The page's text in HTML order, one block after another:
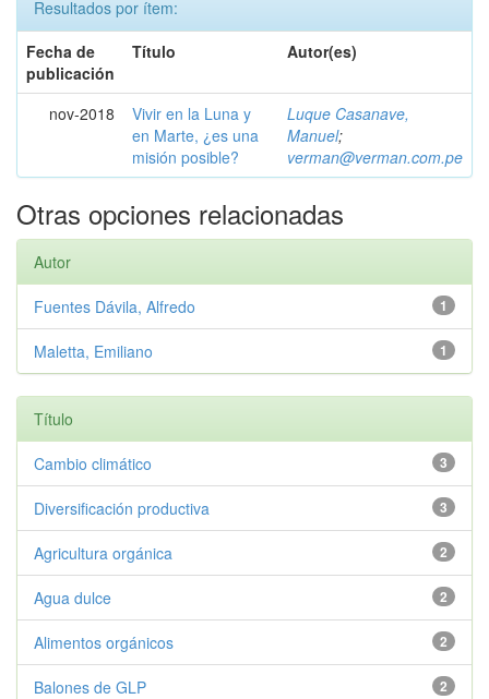
Resultados por ítem:
Fecha de
publicación
Título Autor(es)
nov-2018
Vivir en la Luna y
en Marte, ¿es una
misión posible?
Luque Casanave,
Manuel;
verman@verman.com.pe
Otras opciones relacionadas
Autor
1
Fuentes Dávila, Alfredo
1
Maletta, Emiliano
Título
3
Cambio climático
3
Diversificación productiva
2
Agricultura orgánica
2
Agua dulce
2
Alimentos orgánicos
2
Balones de GLP